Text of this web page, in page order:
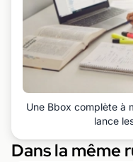
Une Bbox complète à
lance
Dans la même